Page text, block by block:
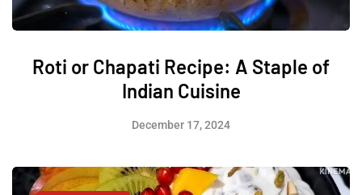
Roti or Chapati Recipe: A Staple of
Indian Cuisine
December 17, 2024